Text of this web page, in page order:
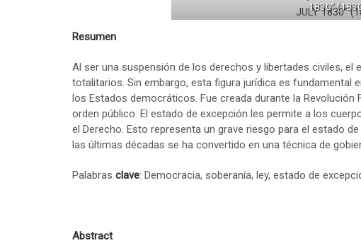
1830”
Resumen
Al ser una suspensión de los derechos y libertades civiles, el
totalitarios. Sin embargo, esta figura jurídica es fundamental
los Estados democráticos. Fue creada durante la Revolución
orden público. El estado de excepción les permite a los
el Derecho. Esto representa un grave riesgo para el estado
las últimas décadas se ha convertido en una técnica de
Palabras clave: Democracia, soberanía, ley, estado de
Abstract